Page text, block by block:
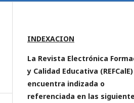
INDEXACION
La Revista Electrónica
y Calidad Educativa
encuentra indizada o
referenciada en las